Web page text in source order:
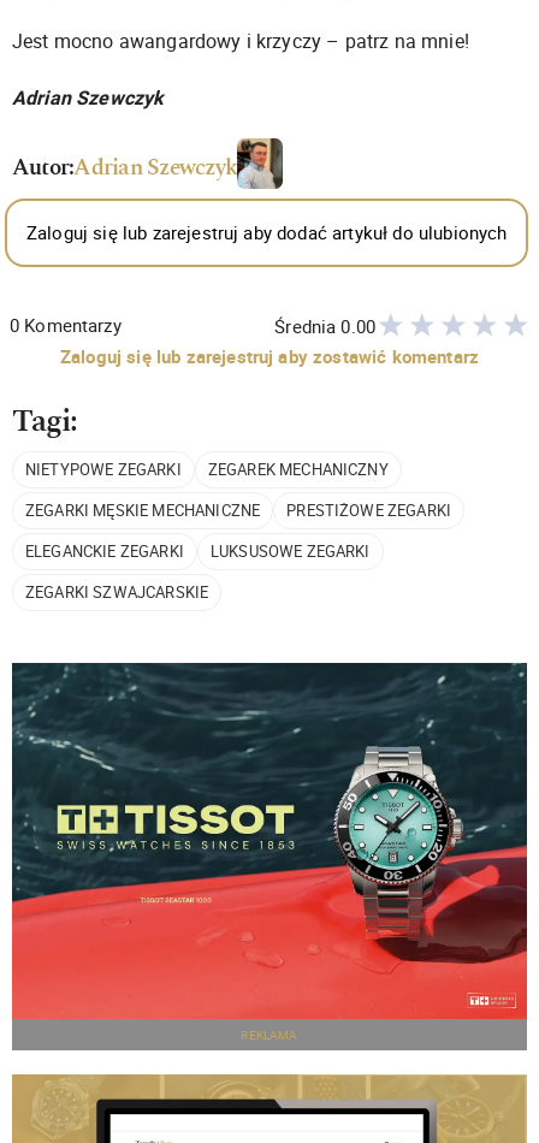
Jest mocno awangardowy i krzyczy – patrz na mnie!
Adrian Szewczyk
Autor:Adrian Szewczyk
Zaloguj się lub zarejestruj aby dodać artykuł do ulubionych
0 Komentarzy Średnia0.00
Zaloguj się lub zarejestruj aby zostawić komentarz
Tagi:
NIETYPOWE ZEGARKI
ZEGAREK MECHANICZNY
ZEGARKI MĘSKIE MECHANICZNE
PRESTIŻOWE ZEGARKI
ELEGANCKIE ZEGARKI
LUKSUSOWE ZEGARKI
ZEGARKI SZWAJCARSKIE
REKLAMA